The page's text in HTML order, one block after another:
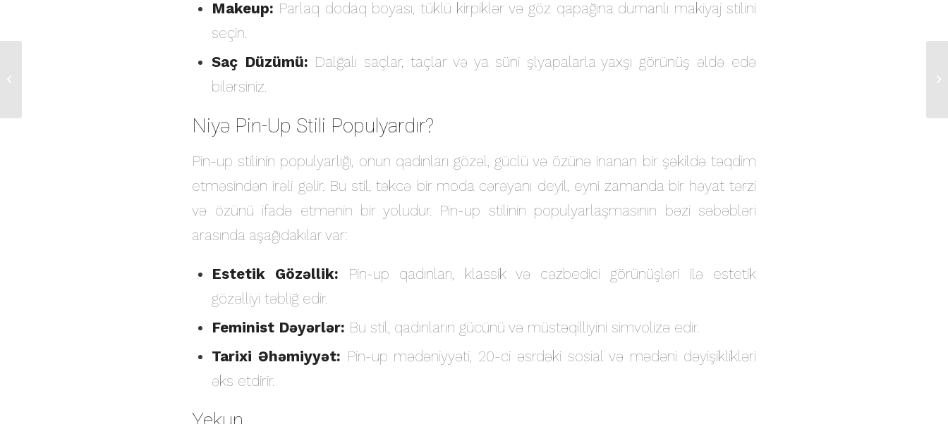
Makeup: Parlaq dodaq boyası, tüklü kirpiklər və göz qapağına dumanlı makiyaj stilini
seçin.
Saç Düzümü: Dalğalı saçlar, taçlar və ya süni şlyapalarla yaxşı görünüş əldə edə
bilərsiniz.
Niyə Pin-Up Stili Populyardır?
Pin-up stilinin populyarlığı, onun qadınları gözəl, güclü və özünə inanan bir şəkildə təqdim
etməsindən irəli gəlir. Bu stil, təkcə bir moda cərəyanı deyil, eyni zamanda bir həyat tərzi
və özünü ifadə etmənin bir yoludur. Pin-up stilinin populyarlaşmasının bəzi səbəbləri
arasında aşağıdakılar var:
Estetik Gözəllik: Pin-up qadınları, klassik və cəzbedici görünüşləri ilə estetik
gözəlliyi təbliğ edir.
Feminist Dəyərlər: Bu stil, qadınların gücünü və müstəqilliyini simvolizə edir.
Tarixi Əhəmiyyət: Pin-up mədəniyyəti, 20-ci əsrdəki sosial və mədəni dəyişiklikləri
əks etdirir.